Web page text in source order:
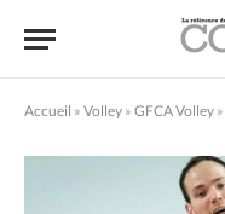
Accueil » Volley » GFCA Volley »